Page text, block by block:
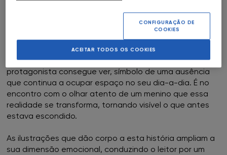
FNAC Braga
FNAC Cascais
FNAC Chiado
homem que, todos os dias, percorre o bairro com uma
trela vazia na mão - algo que intriga quem o observa.
Através de uma linguagem delicada e acessível, a obra
revela a presença silenciosa de um cão que só o
protagonista consegue ver, símbolo de uma ausência
que continua a ocupar espaço no seu dia-a-dia. É no
encontro com o olhar atento de um menino que essa
realidade se transforma, tornando visível o que antes
estava escondido.
As ilustrações que dão corpo a esta história ampliam a
sua dimensão emocional, conduzindo o leitor por um
CONFIGURAÇÃO DE
COOKIES
ACEITAR TODOS OS COOKIES